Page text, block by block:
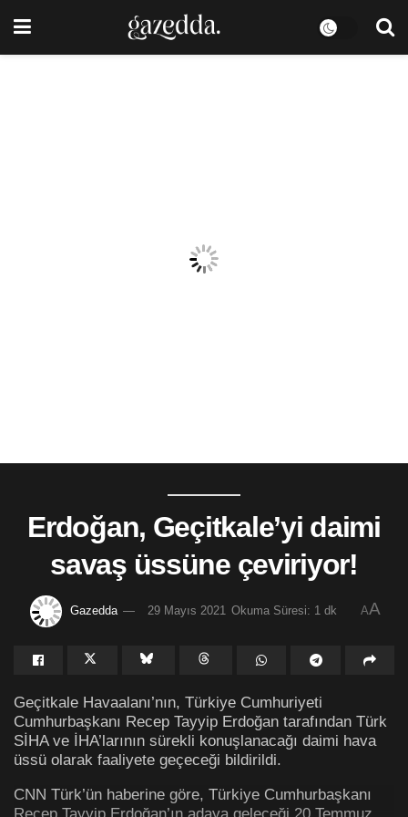
Erdoğan, Geçitkale’yi daimi
savaş üssüne çeviriyor!
Gazedda 29 Mayıs 2021 Okuma Süresi: 1 dk AA
Geçitkale Havaalanı’nın, Türkiye Cumhuriyeti
Cumhurbaşkanı Recep Tayyip Erdoğan tarafından Türk
SİHA ve İHA’larının sürekli konuşlanacağı daimi hava
üssü olarak faaliyete geçeceği bildirildi.
CNN Türk’ün haberine göre, Türkiye Cumhurbaşkanı